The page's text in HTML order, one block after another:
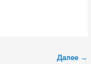
Далее →